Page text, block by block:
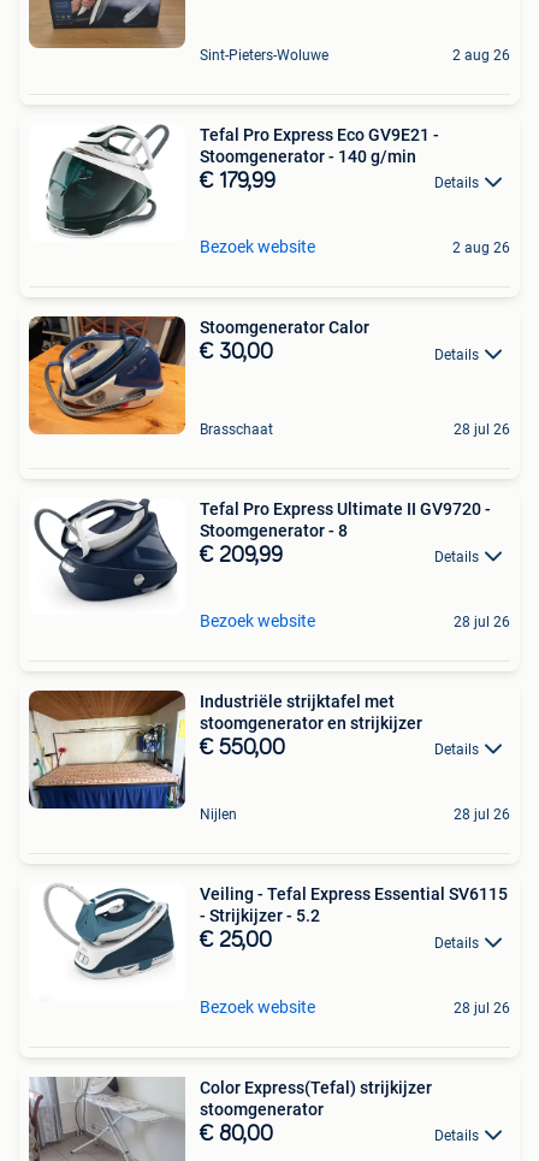
Sint-Pieters-Woluwe 2 aug 26
Tefal Pro Express Eco GV9E21 -
Stoomgenerator - 140 g/min
€ 179,99 Details
Bezoek website 2 aug 26
Stoomgenerator Calor
€ 30,00 Details
Brasschaat 28 jul 26
Tefal Pro Express Ultimate II GV9720 -
Stoomgenerator - 8
€ 209,99 Details
Bezoek website 28 jul 26
Industriële strijktafel met
stoomgenerator en strijkijzer
€ 550,00 Details
Nijlen 28 jul 26
Veiling - Tefal Express Essential SV6115
- Strijkijzer - 5.2
€ 25,00 Details
Bezoek website 28 jul 26
Color Express(Tefal) strijkijzer
stoomgenerator
€ 80,00 Details